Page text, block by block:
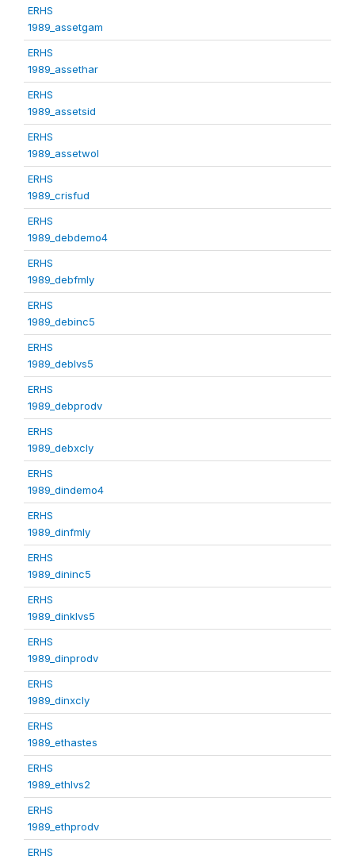
ERHS
1989_assetgam
ERHS
1989_assethar
ERHS
1989_assetsid
ERHS
1989_assetwol
ERHS
1989_crisfud
ERHS
1989_debdemo4
ERHS
1989_debfmly
ERHS
1989_debinc5
ERHS
1989_deblvs5
ERHS
1989_debprodv
ERHS
1989_debxcly
ERHS
1989_dindemo4
ERHS
1989_dinfmly
ERHS
1989_dininc5
ERHS
1989_dinklvs5
ERHS
1989_dinprodv
ERHS
1989_dinxcly
ERHS
1989_ethastes
ERHS
1989_ethlvs2
ERHS
1989_ethprodv
ERHS